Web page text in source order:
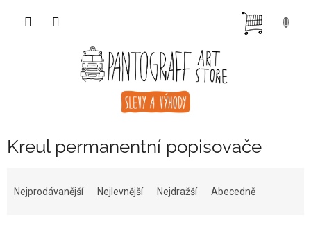
Kreul permanentní popisovače
Nejprodávanější Nejlevnější Nejdražší Abecedně